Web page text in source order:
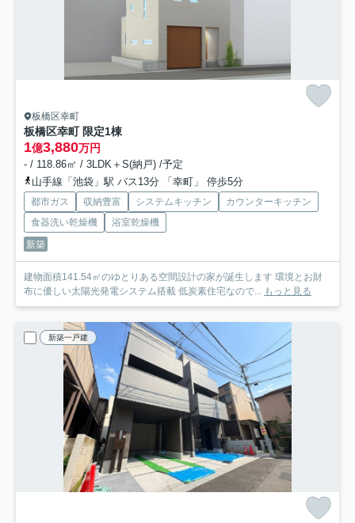
板橋区幸町
板橋区幸町 限定1棟
1億3,880万円
- / 118.86㎡ / 3LDK＋S(納戸) /予定
山手線「池袋」駅 バス13分 「幸町」 停歩5分
都市ガス 収納豊富 システムキッチン
カウンターキッチン
食器洗い乾燥機
浴室乾燥機
新築
建物面積141.54㎡のゆとりある空間設計の家が誕生します 環境とお財
布に優しい太陽光発電システム搭載 低炭素住宅なので... もっと見る
新築一戸建